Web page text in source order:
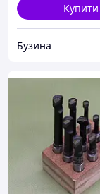
Купити
Бузина